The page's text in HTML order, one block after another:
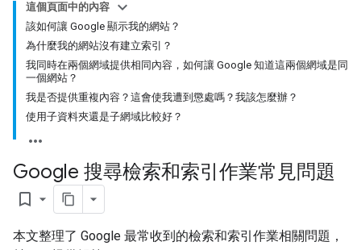
這個頁面中的內容
該如何讓 Google 顯示我的網站？
為什麼我的網站沒有建立索引？
我同時在兩個網域提供相同內容，如何讓 Google 知道這兩個網域是同
一個網站？
我是否提供重複內容？這會使我遭到懲處嗎？我該怎麼辦？
使用子資料夾還是子網域比較好？
Google 搜尋檢索和索引作業常見問題
bookmark_border
本文整理了 Google 最常收到的檢索和索引作業相關問題，